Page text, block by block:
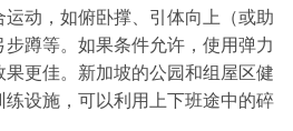
动，如俯卧撑、引体向上（或助
蹲等。如果条件允许，使用弹力
更佳。新加坡的公园和组屋区健
设施，可以利用上下班途中的碎